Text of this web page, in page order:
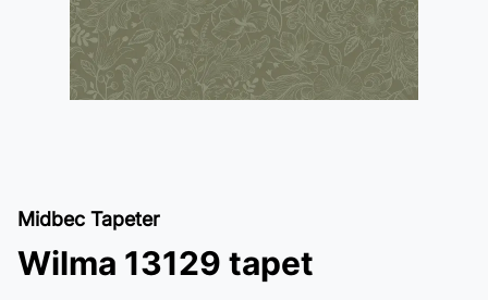
Midbec Tapeter
Wilma 13129 tapet